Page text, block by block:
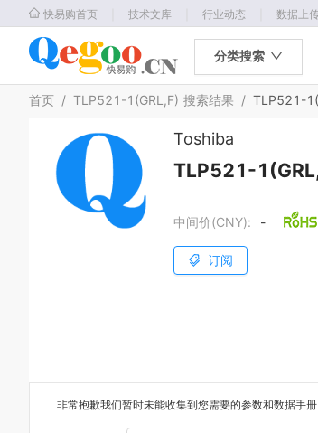
快易购首页 技术文库 行业动态 数据上
分类搜索
首页 / TLP521-1(GRL,F) 搜索结果 / TLP521-
Toshiba
TLP521-
中间价(CNY): -
订阅
非常抱歉我们暂时未能收集到您需要的参数和数据手册